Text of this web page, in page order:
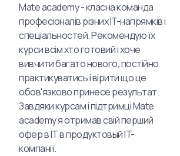
Mate academy - класна команда
професіоналів різних IT-напрямків і
спеціальностей. Рекомендую їх
курси всім хто готовий і хоче
вивчити багато нового, постійно
практикуватись і вірити що це
обов'язково принесе результат.
Завдяки курсам і підтримці Mate
academy я отримав свій перший
офер в IT в продуктовый IT-
компанії.